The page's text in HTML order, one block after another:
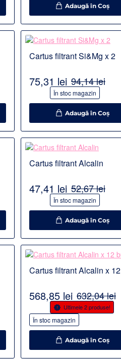
Adaugă în Coş
Detalii
Cartus filtrant Si&Mg x 2
În stoc magazin
75,31 lei 94,14 lei
Adaugă în Coş
Detalii
Cartus filtrant Alcalin
În stoc magazin
47,41 lei 52,67 lei
Adaugă în Coş
Detalii
Cartus filtrant Alcalin x
Ultimele 2 produse!
În stoc magazin
568,85 lei 632,04 lei
Adaugă în Coş